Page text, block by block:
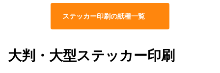
ステッカー印刷の紙種一覧
大判・大型ステッカー印刷